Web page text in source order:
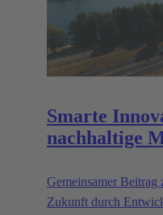
Smarte
nachhaltige
Gemeinsamer Beitrag
Zukunft durch